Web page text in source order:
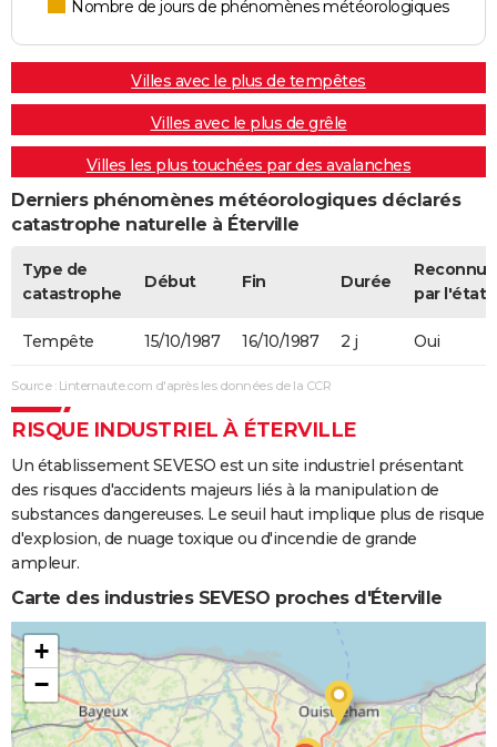
Nombre de jours de phénomènes météorologiques
Villes avec le plus de tempêtes
Villes avec le plus de grêle
Villes les plus touchées par des avalanches
Derniers phénomènes météorologiques déclarés
catastrophe naturelle à Éterville
Type de
catastrophe
Début Fin Durée
Reconnue
par l'état
Tempête 15/10/1987 16/10/1987 2 j Oui
Source : Linternaute.com d'après les données de la CCR
RISQUE INDUSTRIEL À ÉTERVILLE
Un établissement SEVESO est un site industriel présentant
des risques d'accidents majeurs liés à la manipulation de
substances dangereuses. Le seuil haut implique plus de risque
d'explosion, de nuage toxique ou d'incendie de grande
ampleur.
Carte des industries SEVESO proches d'Éterville
+
−